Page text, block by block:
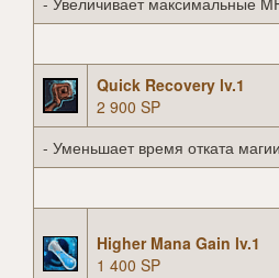
Quick Recovery lv.1
2 900 SP
- Уменьшает время отката
Higher Mana Gain lv.1
1 400 SP